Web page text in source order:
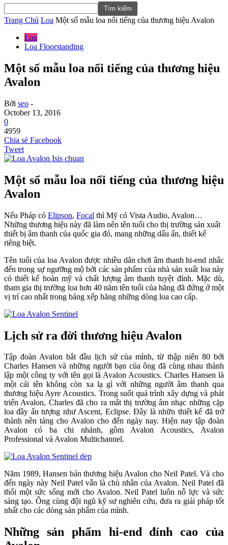
Trang Chủ Loa Một số mẫu loa nổi tiếng của thương hiệu Avalon
Loa
Loa Floorstanding
Một số mẫu loa nổi tiếng của thương hiệu
Avalon
Bởi seo -
October 13, 2016
0
4959
Chia sẻ Facebook
Tweet
Một số mẫu loa nổi tiếng của thương hiệu
Avalon
Nếu Pháp có Elipson, Focal thì Mỹ có Vista Audio, Avalon…
Những thương hiệu này đã làm nên tên tuổi cho thị trường sản xuất
thiết bị âm thanh của quốc gia đó, mang những dấu ấn, thiết kế
riêng biệt.
Tên tuổi của loa Avalon được nhiều dân chơi âm thanh hi-end nhắc
đến trong sự ngưỡng mộ bởi các sản phẩm của nhà sản xuất loa này
có thiết kế hoàn mỹ và chất lượng âm thanh tuyệt đỉnh. Mặc dù,
tham gia thị trường loa hơn 40 năm tên tuổi của hãng đã đứng ở một
vị trí cao nhất trong bảng xếp hãng những dòng loa cao cấp.
Lịch sử ra đời thương hiệu Avalon
Tập đoàn Avalon bắt đầu lịch sử của mình, từ thập niên 80 bởi
Charles Hansen và những người bạn của ông đã cùng nhau thành
lập một công ty với tên gọi là Avalon Acoustics. Charles Hansen là
một cái tên không còn xa lạ gì với những người âm thanh qua
thương hiệu Ayre Acoustics. Trong suốt quá trình xây dựng và phát
triển Avalon, Charles đã cho ra mắt thị trường âm nhạc những cặp
loa đầy ấn tượng như Ascent, Eclipse. Đây là nhữn thiết kế đã trở
thành nền tảng cho Avalon cho đến ngày nay. Hiện nay tập đoàn
Avalon có ba chi nhánh, gồm Avalon Acoustics, Avalon
Professional và Avalon Multichannel.
Năm 1989, Hansen bán thương hiệu Avalon cho Neil Patel. Và cho
đến ngày này Neil Patel vẫn là chủ nhân của Avalon. Neil Patel đã
thổi một sức sống mới cho Avalon. Neil Patel luôn nỗ lực và sức
sáng tạo. Ông cùng đội ngũ kỹ sư nghiên cứu, đưa ra giải pháp tốt
nhất cho các dòng sản phẩm của mình.
Những sản phẩm hi-end đỉnh cao của